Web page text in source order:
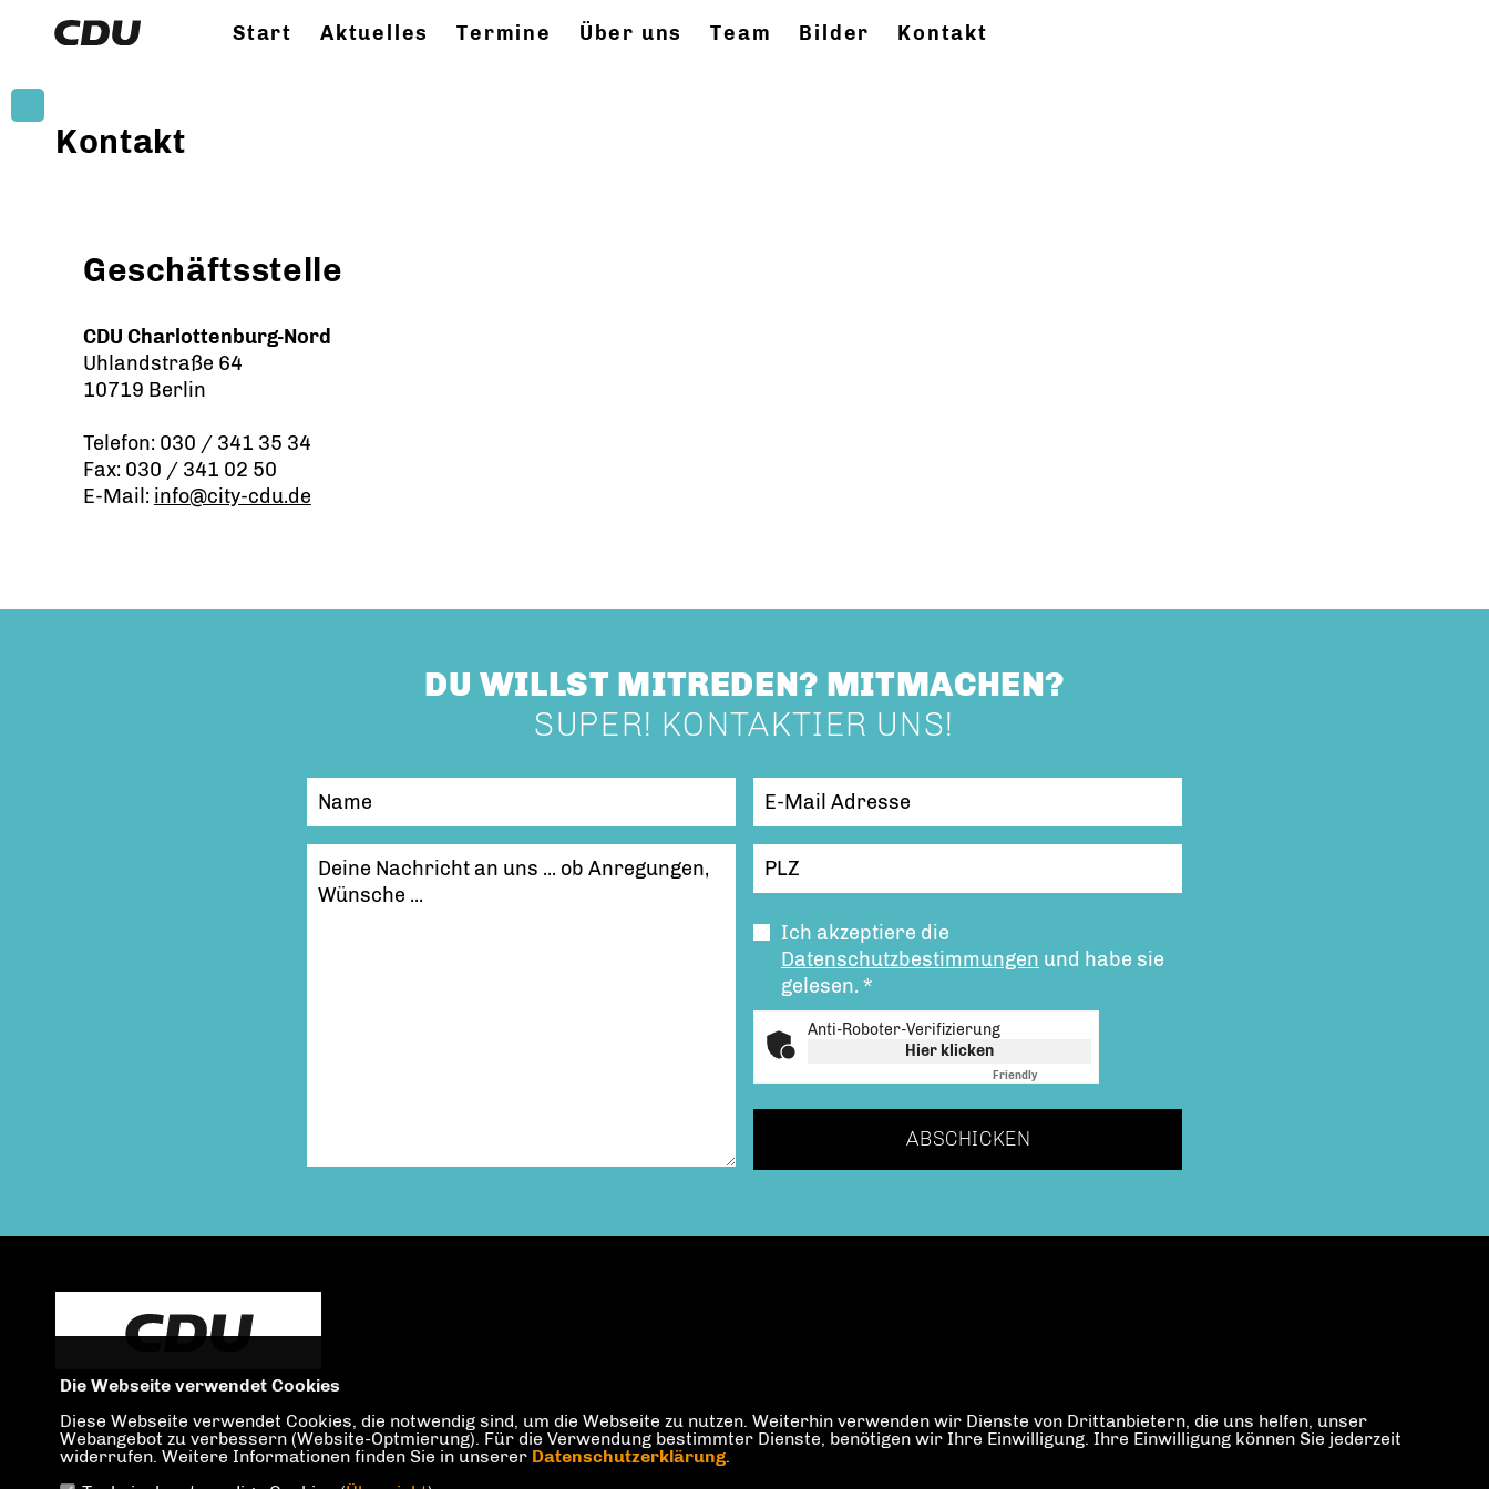
Start Aktuelles Termine Über uns Team Bilder Kontakt
Kontakt
Geschäftsstelle
CDU Charlottenburg-Nord
Uhlandstraße 64
10719 Berlin
Telefon: 030 / 341 35 34
Fax: 030 / 341 02 50
E-Mail: info@city-cdu.de
DU WILLST MITREDEN? MITMACHEN?
SUPER! KONTAKTIER UNS!
Ich akzeptiere die
Datenschutzbestimmungen und habe sie
gelesen. *
Anti-Roboter-Verifizierung
Hier klicken
Friendly
ABSCHICKEN
Die Webseite verwendet Cookies
Diese Webseite verwendet Cookies, die notwendig sind, um die Webseite zu nutzen. Weiterhin verwenden wir Dienste von Drittanbietern, die uns helfen, unser
Webangebot zu verbessern (Website-Optmierung). Für die Verwendung bestimmter Dienste, benötigen wir Ihre Einwilligung. Ihre Einwilligung können Sie jederzeit
widerrufen. Weitere Informationen finden Sie in unserer Datenschutzerklärung.